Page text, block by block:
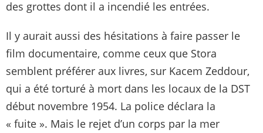
des grottes dont il a incendié les entrées.
Il y aurait aussi des hésitations à faire passer le
film documentaire, comme ceux que Stora
semblent préférer aux livres, sur Kacem Zeddour,
qui a été torturé à mort dans les locaux de la DST
début novembre 1954. La police déclara la
« fuite ». Mais le rejet d’un corps par la mer